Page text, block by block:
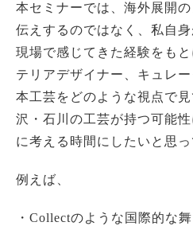
本セミナーでは、海外展開
伝えするのではなく、私自
現場で感じてきた経験をも
テリアデザイナー、キュレ
本工芸をどのような視点で
沢・石川の工芸が持つ可能
に考える時間にしたいと思っ
例えば、
・Collectのような国際的な